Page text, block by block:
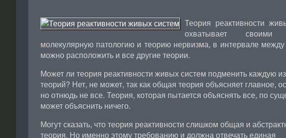
Теория реактивности
охватывает своими
молекулярную патологию и теорию нервизма, в интервале
можно расположить и все другие теории.
Может ли теория реактивности живых систем подменить каждую
теорий? Нет, не может, так как общая теория объясняет главное,
но отнюдь не все. Теория, которая пытается объяснять все, по
может объяснить ничего.
Могут сказать, что теория реактивности слишком общая и
теория. Но именно этому требованию и должна отвечать единая